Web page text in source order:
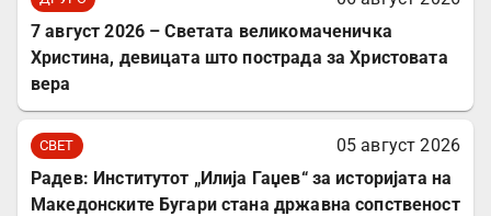
7 август 2026 – Светата великомаченичка
Христина, девицата што пострада за Христовата
вера
СВЕТ
05 август 2026
Радев: Институтот „Илија Гаџев“ за историјата на
Македонските Бугари стана државна сопственост